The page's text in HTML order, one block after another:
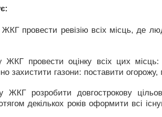
провести ревізію всіх місць, де
ЖКГ провести оцінку всіх цих місць:
захистити газони: поставити
ЖКГ розробити довгострокову
декількох років оформити всі